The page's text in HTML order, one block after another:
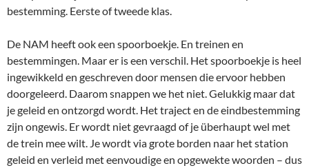
bestemming. Eerste of tweede klas.
De NAM heeft ook een spoorboekje. En treinen en
bestemmingen. Maar er is een verschil. Het spoorboekje is heel
ingewikkeld en geschreven door mensen die ervoor hebben
doorgeleerd. Daarom snappen we het niet. Gelukkig maar dat
je geleid en ontzorgd wordt. Het traject en de eindbestemming
zijn ongewis. Er wordt niet gevraagd of je überhaupt wel met
de trein mee wilt. Je wordt via grote borden naar het station
geleid en verleid met eenvoudige en opgewekte woorden – dus